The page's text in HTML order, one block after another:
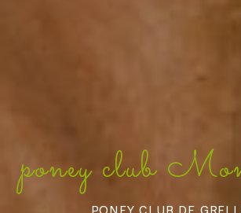
poney club
PONEY CLUB DE